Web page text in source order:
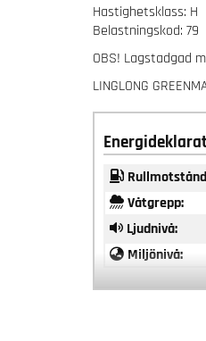
Hastighetsklass: H
Belastningskod: 79
OBS! Lagstadgad
LINGLONG
Våtgrepp:
Ljudnivå:
Miljönivå: